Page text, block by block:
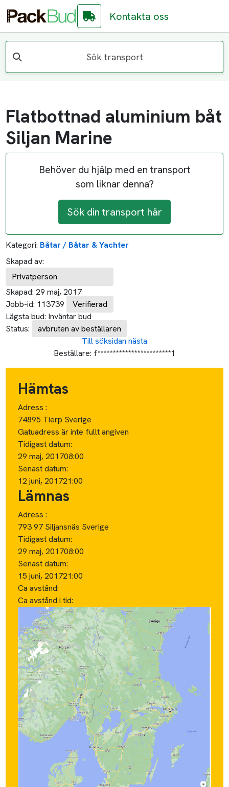
Kontakta oss
Sök transport
Flatbottnad aluminium båt
Siljan Marine
Behöver du hjälp med en transport
som liknar denna?
Sök din transport här
Kategori: Båtar / Båtar & Yachter
Skapad av:
Privatperson
Skapad: 29 maj, 2017
Jobb-id: 113739
Verifierad
Lägsta bud: Inväntar bud
Status:
avbruten av beställaren
Till söksidan nästa
Beställare: f************************1
Hämtas
Adress :
74895 Tierp Sverige
Gatuadress är inte fullt angiven
Tidigast datum:
29 maj, 201708:00
Senast datum:
12 juni, 201721:00
Lämnas
Adress :
793 97 Siljansnäs Sverige
Tidigast datum:
29 maj, 201708:00
Senast datum:
15 juni, 201721:00
Ca avstånd:
Ca avstånd i tid: